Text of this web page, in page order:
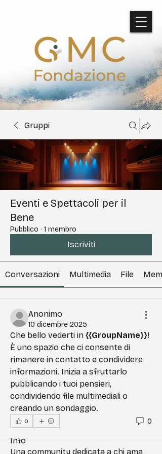
Gruppi
Eventi e Spettacoli per il
Bene
Pubblico · 1 membro
Iscriviti
Conversazioni Multimedia File
Anonimo
10 dicembre 2025
Che bello vederti in {{GroupName}}!
È uno spazio che ci consente di
rimanere in contatto e condividere
informazioni. Inizia a sfruttarlo
pubblicando i tuoi pensieri,
condividendo file multimediali o
creando un sondaggio.
0 0
Info
Una community dedicata a chi ama